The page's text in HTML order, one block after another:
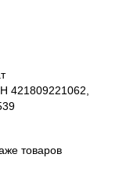
421809221062,
товаров